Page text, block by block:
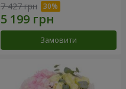
7 427 грн
Замовити